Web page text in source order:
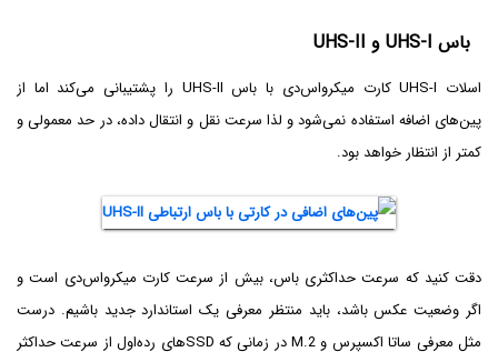
باس UHS-I و UHS-II
اسلات UHS-I کارت میکرواس‌دی با باس UHS-II را پشتیبانی می‌کند اما از
پین‌های اضافه استفاده نمی‌شود و لذا سرعت نقل و انتقال داده، در حد معمولی و
کمتر از انتظار خواهد بود.
دقت کنید که سرعت حداکثری باس، بیش از سرعت کارت میکرو‌اس‌دی است و
اگر وضعیت عکس باشد، باید منتظر معرفی یک استاندارد جدید باشیم. درست
مثل معرفی ساتا اکسپرس و M.2 در زمانی که SSDهای رده‌اول از سرعت حداکثر